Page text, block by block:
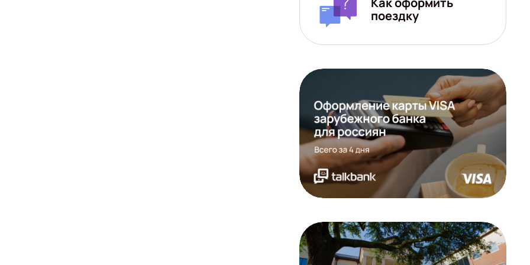
поездку